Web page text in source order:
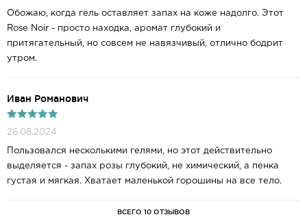
Обожаю, когда гель оставляет запах на коже надолго. Этот
Rose Noir - просто находка, аромат глубокий и
притягательный, но совсем не навязчивый, отлично бодрит
утром.
Иван Романович
26.08.2024
Пользовался несколькими гелями, но этот действительно
выделяется - запах розы глубокий, не химический, а пенка
густая и мягкая. Хватает маленькой горошины на все тело.
ВСЕГО 10 ОТЗЫВОВ